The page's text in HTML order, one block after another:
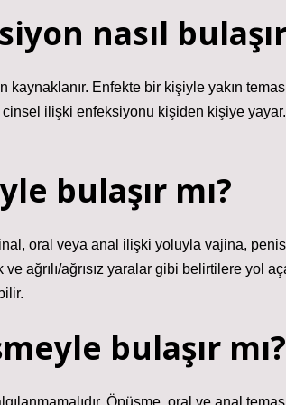
nasıl
kaynaklanır. Enfekte bir kişiyle yakın
ilişki enfeksiyonu kişiden kişiye
bulaşır mı?
oral veya anal ilişki yoluyla vajina,
ağrılı/ağrısız yaralar gibi belirtilere yol
bulaşır mı?
Öpüşme, oral ve anal